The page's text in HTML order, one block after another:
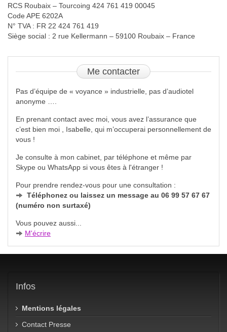
RCS Roubaix – Tourcoing 424 761 419 00045
Code APE 6202A
N° TVA : FR 22 424 761 419
Siège social : 2 rue Kellermann – 59100 Roubaix – France
Me contacter
Pas d’équipe de « voyance » industrielle, pas d’audiotel
anonyme ….
En prenant contact avec moi, vous avez l’assurance que
c’est bien moi , Isabelle, qui m’occuperai personnellement de
vous !
Je consulte à mon cabinet, par téléphone et même par
Skype ou WhatsApp si vous êtes à l'étranger !
Pour prendre rendez-vous pour une consultation :
Téléphonez ou laissez un message au 06 99 57 67 67
(numéro non surtaxé)
Vous pouvez aussi...
M'écrire
Infos
Mentions légales
Contact Presse